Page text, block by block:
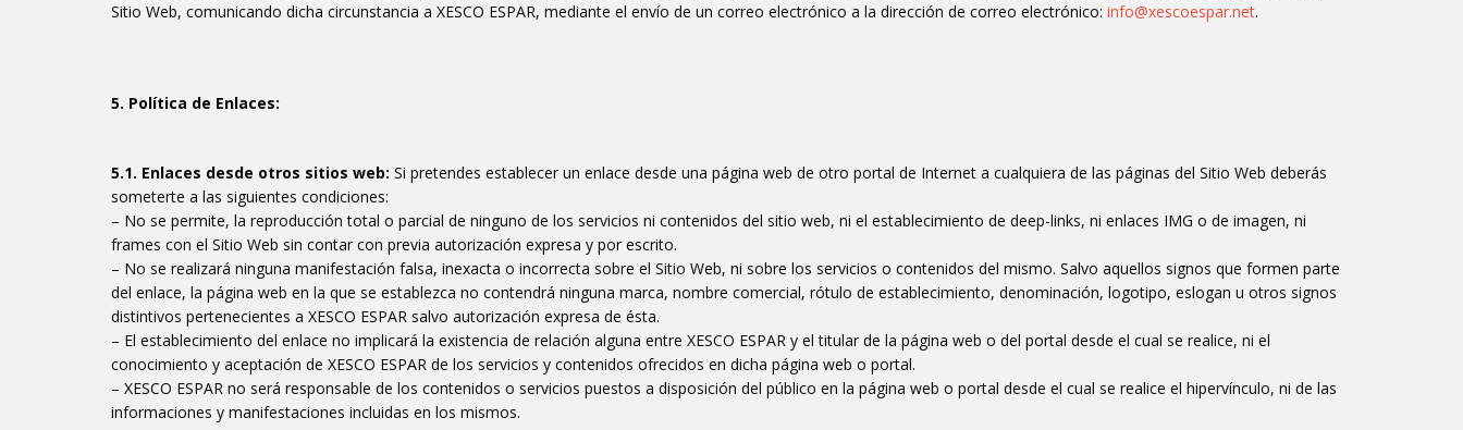
Sitio Web, comunicando dicha circunstancia a XESCO ESPAR, mediante el envío de un correo electrónico a la dirección de correo electrónico: info@xescoespar.net.
5. Política de Enlaces:
5.1. Enlaces desde otros sitios web: Si pretendes establecer un enlace desde una página web de otro portal de Internet a cualquiera de las páginas del Sitio Web deberás
someterte a las siguientes condiciones:
– No se permite, la reproducción total o parcial de ninguno de los servicios ni contenidos del sitio web, ni el establecimiento de deep-links, ni enlaces IMG o de imagen, ni
frames con el Sitio Web sin contar con previa autorización expresa y por escrito.
– No se realizará ninguna manifestación falsa, inexacta o incorrecta sobre el Sitio Web, ni sobre los servicios o contenidos del mismo. Salvo aquellos signos que formen parte
del enlace, la página web en la que se establezca no contendrá ninguna marca, nombre comercial, rótulo de establecimiento, denominación, logotipo, eslogan u otros signos
distintivos pertenecientes a XESCO ESPAR salvo autorización expresa de ésta.
– El establecimiento del enlace no implicará la existencia de relación alguna entre XESCO ESPAR y el titular de la página web o del portal desde el cual se realice, ni el
conocimiento y aceptación de XESCO ESPAR de los servicios y contenidos ofrecidos en dicha página web o portal.
– XESCO ESPAR no será responsable de los contenidos o servicios puestos a disposición del público en la página web o portal desde el cual se realice el hipervínculo, ni de las
informaciones y manifestaciones incluidas en los mismos.